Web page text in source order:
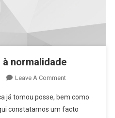
à normalidade
Leave A CommentOn
Voltamos
À
já tomou posse, bem como
constatamos um facto